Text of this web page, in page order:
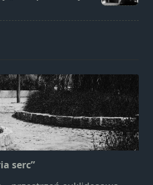
serc”